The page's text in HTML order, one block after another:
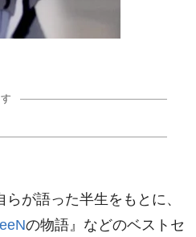
が語った半生をもとに、
の物語』などのベストセ